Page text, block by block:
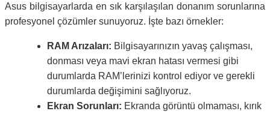
Asus bilgisayarlarda en sık karşılaşılan donanım sorunlarına
profesyonel çözümler sunuyoruz. İşte bazı örnekler:
RAM Arızaları: Bilgisayarınızın yavaş çalışması,
donması veya mavi ekran hatası vermesi gibi
durumlarda RAM’lerinizi kontrol ediyor ve gerekli
durumlarda değişimini sağlıyoruz.
Ekran Sorunları: Ekranda görüntü olmaması, kırık